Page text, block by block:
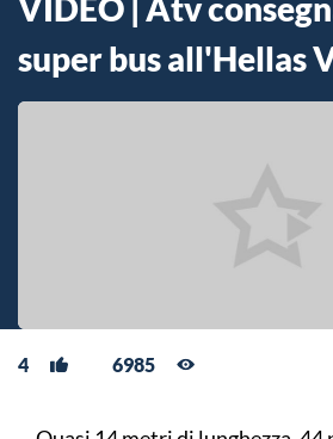
super bus all'Hellas
4 6985